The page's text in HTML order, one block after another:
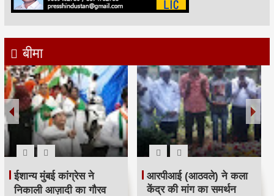
बीमा
रमजान पर दिया एकता-
भाईचारे का संदेश:कांग्रेस ने
श्री सिद्धिविनायक मंदिर
ट्रस्ट ने सचिन तेंदुलकर का